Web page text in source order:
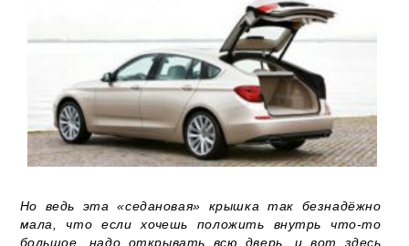
Но ведь эта «седановая» крышка так безнадёжно
мала, что если хочешь положить внутрь что-то
большое, надо открывать всю дверь, и вот здесь